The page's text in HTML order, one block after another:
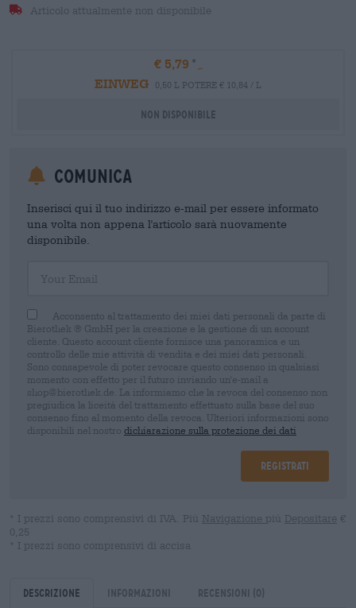
Articolo attualmente non disponibile
€ 5,79
EINWEG
0,50 L POTERE € 10,84 / L
Non disponibile
Comunica
Inserisci qui il tuo indirizzo e-mail per essere informato
una volta non appena l'articolo sarà nuovamente
disponibile.
Acconsento al trattamento dei miei dati personali da parte di
Bierothek ® GmbH per la creazione e la gestione di un account
cliente. Questo account cliente fornisce una panoramica e un
controllo delle mie attività di vendita e dei miei dati personali.
Sono consapevole di poter revocare questo consenso in qualsiasi
momento con effetto per il futuro inviando un'e-mail a
shop@bierothek.de. La informiamo che la revoca del consenso non
pregiudica la liceità del trattamento effettuato sulla base del suo
consenso fino al momento della revoca. Ulteriori informazioni sono
disponibili nel nostro dichiarazione sulla protezione dei dati
Registrati
* I prezzi sono comprensivi di IVA. Più Navigazione più Depositare €
0,25
* I prezzi sono comprensivi di accisa
Descrizione Informazioni Recensioni (0)